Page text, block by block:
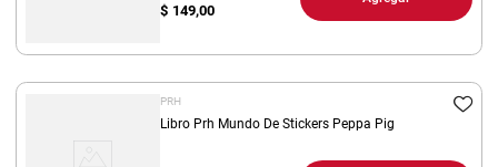
$ 149,00
PRH
Libro Prh Mundo De Stickers Peppa Pig